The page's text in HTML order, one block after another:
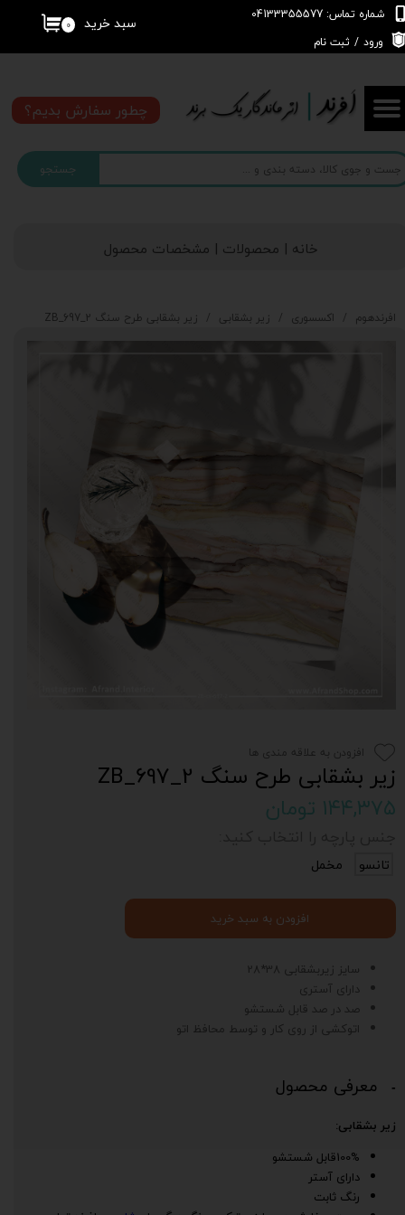
جستجو
شماره تماس: 04133355577
۰ سبد خرید
ورود / ثبت نام
حساب کاربری من
تغییر گذر واژه
سفارشات
خروج از حساب کاربری
چطور سفارش بدیم؟
خانه | محصولات | مشخصات محصول
افرندهوم اکسسوری زیر بشقابی زیر بشقابی طرح سنگ 2_697_ZB
زیر بشقابی طرح سنگ 2_697_ZB
۱۴۴,۳۷۵ تومان
سایز زیربشقابی 38*28
دارای آستری
صد در صد قابل شستشو
اتوکشی از روی کار و توسط محافظ اتو
تانسو مخمل
افزودن به سبد خرید
افزودن به علاقه مندی ها
معرفی محصول
زیر بشقابی:
100%قابل شستشو
دارای آستر
رنگ ثابت